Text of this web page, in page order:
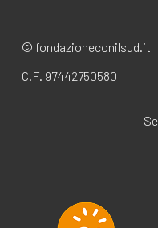
© fondazioneconilsud.it
C.F. 97442750580